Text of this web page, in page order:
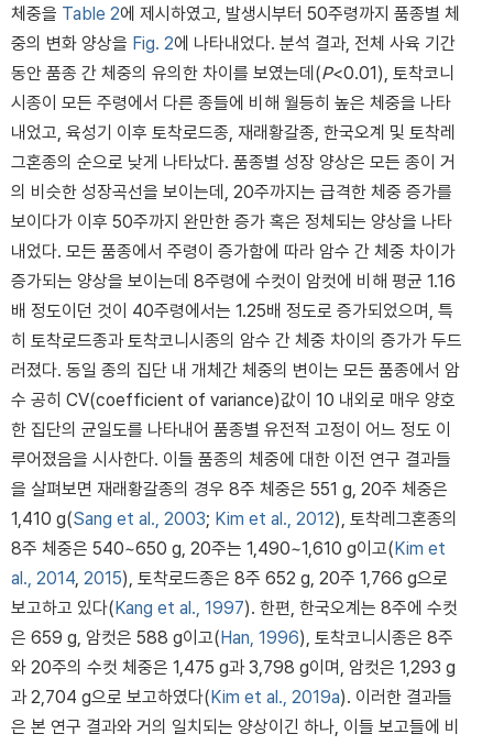
체중을 Table 2에 제시하였고, 발생시부터 50주령까지 품종별 체
중의 변화 양상을 Fig. 2에 나타내었다. 분석 결과, 전체 사육 기간
동안 품종 간 체중의 유의한 차이를 보였는데(P<0.01), 토착코니
시종이 모든 주령에서 다른 종들에 비해 월등히 높은 체중을 나타
내었고, 육성기 이후 토착로드종, 재래황갈종, 한국오계 및 토착레
그혼종의 순으로 낮게 나타났다. 품종별 성장 양상은 모든 종이 거
의 비슷한 성장곡선을 보이는데, 20주까지는 급격한 체중 증가를
보이다가 이후 50주까지 완만한 증가 혹은 정체되는 양상을 나타
내었다. 모든 품종에서 주령이 증가함에 따라 암수 간 체중 차이가
증가되는 양상을 보이는데 8주령에 수컷이 암컷에 비해 평균 1.16
배 정도이던 것이 40주령에서는 1.25배 정도로 증가되었으며, 특
히 토착로드종과 토착코니시종의 암수 간 체중 차이의 증가가 두드
러졌다. 동일 종의 집단 내 개체간 체중의 변이는 모든 품종에서 암
수 공히 CV(coefficient of variance)값이 10 내외로 매우 양호
한 집단의 균일도를 나타내어 품종별 유전적 고정이 어느 정도 이
루어졌음을 시사한다. 이들 품종의 체중에 대한 이전 연구 결과들
을 살펴보면 재래황갈종의 경우 8주 체중은 551 g, 20주 체중은
1,410 g(Sang et al., 2003; Kim et al., 2012), 토착레그혼종의
8주 체중은 540~650 g, 20주는 1,490~1,610 g이고(Kim et
al., 2014, 2015), 토착로드종은 8주 652 g, 20주 1,766 g으로
보고하고 있다(Kang et al., 1997). 한편, 한국오계는 8주에 수컷
은 659 g, 암컷은 588 g이고(Han, 1996), 토착코니시종은 8주
와 20주의 수컷 체중은 1,475 g과 3,798 g이며, 암컷은 1,293 g
과 2,704 g으로 보고하였다(Kim et al., 2019a). 이러한 결과들
은 본 연구 결과와 거의 일치되는 양상이긴 하나, 이들 보고들에 비